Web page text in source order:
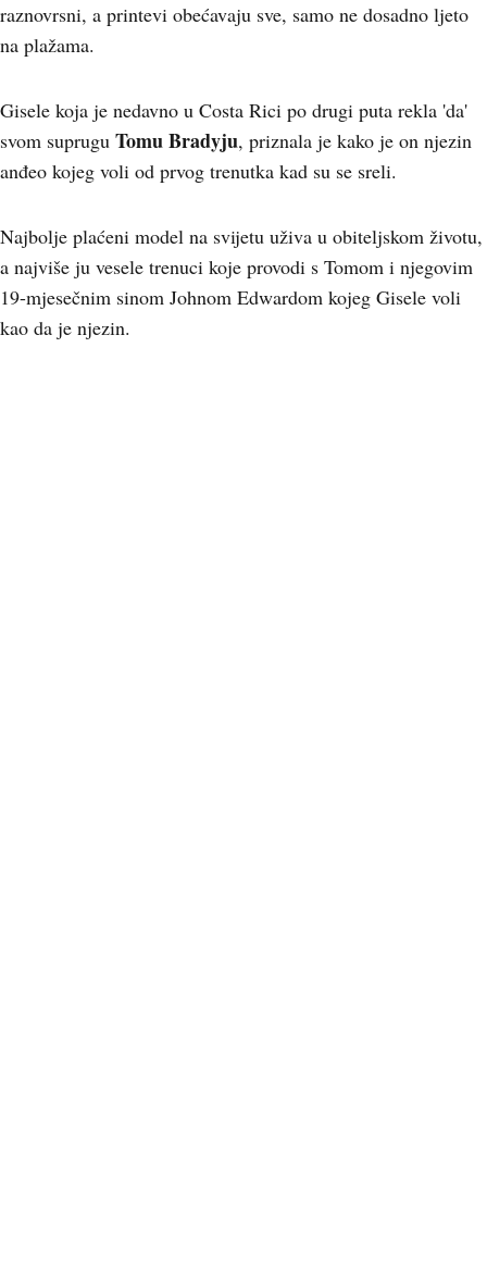
raznovrsni, a printevi obećavaju sve, samo ne dosadno ljeto
na plažama.
Gisele koja je nedavno u Costa Rici po drugi puta rekla 'da'
svom suprugu Tomu Bradyju, priznala je kako je on njezin
anđeo kojeg voli od prvog trenutka kad su se sreli.
Najbolje plaćeni model na svijetu uživa u obiteljskom životu,
a najviše ju vesele trenuci koje provodi s Tomom i njegovim
19-mjesečnim sinom Johnom Edwardom kojeg Gisele voli
kao da je njezin.